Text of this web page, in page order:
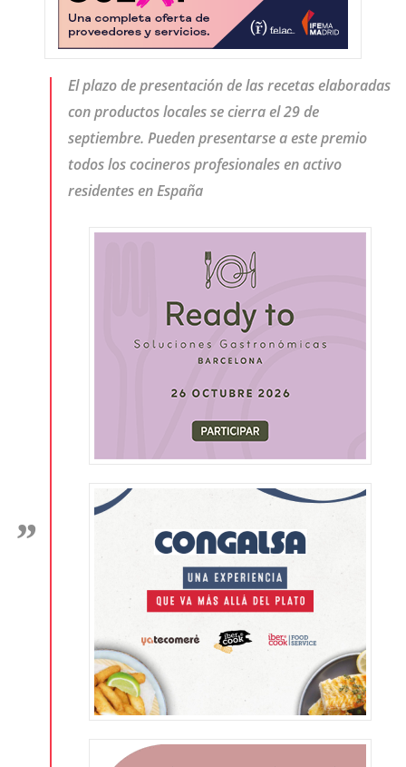
El plazo de presentación de las recetas elaboradas
con productos locales se cierra el 29 de
septiembre. Pueden presentarse a este premio
todos los cocineros profesionales en activo
residentes en España